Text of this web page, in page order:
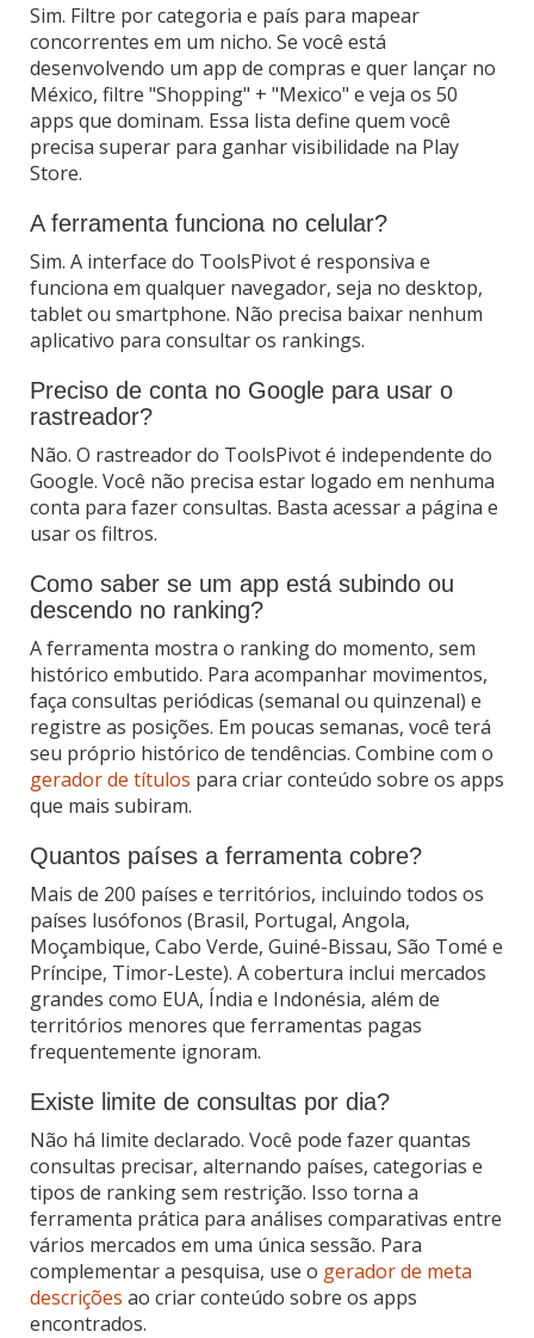
Sim. Filtre por categoria e país para mapear
concorrentes em um nicho. Se você está
desenvolvendo um app de compras e quer lançar no
México, filtre "Shopping" + "Mexico" e veja os 50
apps que dominam. Essa lista define quem você
precisa superar para ganhar visibilidade na Play
Store.
A ferramenta funciona no celular?
Sim. A interface do ToolsPivot é responsiva e
funciona em qualquer navegador, seja no desktop,
tablet ou smartphone. Não precisa baixar nenhum
aplicativo para consultar os rankings.
Preciso de conta no Google para usar o
rastreador?
Não. O rastreador do ToolsPivot é independente do
Google. Você não precisa estar logado em nenhuma
conta para fazer consultas. Basta acessar a página e
usar os filtros.
Como saber se um app está subindo ou
descendo no ranking?
A ferramenta mostra o ranking do momento, sem
histórico embutido. Para acompanhar movimentos,
faça consultas periódicas (semanal ou quinzenal) e
registre as posições. Em poucas semanas, você terá
seu próprio histórico de tendências. Combine com o
gerador de títulos para criar conteúdo sobre os apps
que mais subiram.
Quantos países a ferramenta cobre?
Mais de 200 países e territórios, incluindo todos os
países lusófonos (Brasil, Portugal, Angola,
Moçambique, Cabo Verde, Guiné-Bissau, São Tomé e
Príncipe, Timor-Leste). A cobertura inclui mercados
grandes como EUA, Índia e Indonésia, além de
territórios menores que ferramentas pagas
frequentemente ignoram.
Existe limite de consultas por dia?
Não há limite declarado. Você pode fazer quantas
consultas precisar, alternando países, categorias e
tipos de ranking sem restrição. Isso torna a
ferramenta prática para análises comparativas entre
vários mercados em uma única sessão. Para
complementar a pesquisa, use o gerador de meta
descrições ao criar conteúdo sobre os apps
encontrados.